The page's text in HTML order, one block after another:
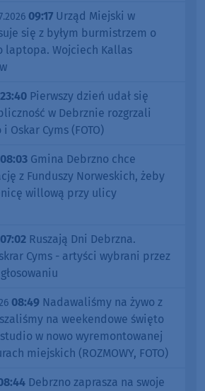
09:17 Urząd Miejski w
się z byłym burmistrzem o
laptopa. Wojciech Kallas
23:40 Pierwszy dzień udał się
w Debrznie rozgrzali
Oskar Cyms (FOTO)
08:03 Gmina Debrzno chce
z Funduszy Norweskich, żeby
willową przy ulicy
07:02 Ruszają Dni Debrzna.
Cyms - artyści wybrani przez
08:49 Nadawaliśmy na żywo z
na weekendowe święto
w nowo wyremontowanej
miejskich (ROZMOWY, FOTO)
Debrzno zaprasza na swoje